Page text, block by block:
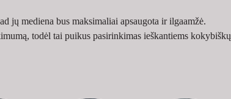
jų mediena bus maksimaliai apsaugota ir ilgaamžė.
todėl tai puikus pasirinkimas ieškantiems kokybiškų